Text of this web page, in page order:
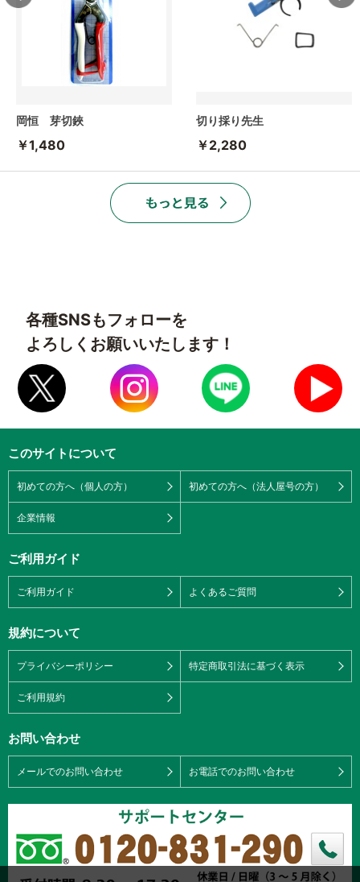
岡恒 芽切鋏
￥1,480
切り採り先生
￥2,280
各種SNSもフォローを
よろしくお願いいたします！
このサイトについて
初めての方へ（個人の方） 初めての方へ（法人屋号の方）
企業情報
ご利用ガイド
ご利用ガイド よくあるご質問
規約について
プライバシーポリシー 特定商取引法に基づく表示
ご利用規約
お問い合わせ
メールでのお問い合わせ お電話でのお問い合わせ